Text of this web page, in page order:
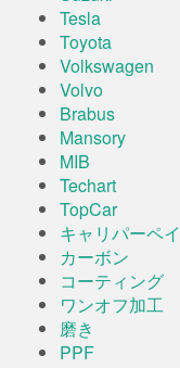
Tesla
Toyota
Volkswagen
Volvo
Brabus
Mansory
MIB
Techart
TopCar
キャリパーペ
カーボン
コーティング
ワンオフ加工
磨き
PPF